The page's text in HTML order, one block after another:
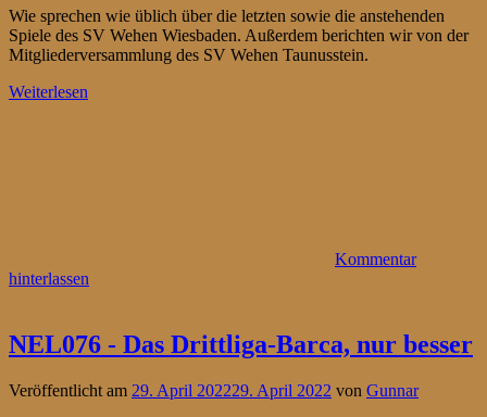
Wie sprechen wie üblich über die letzten sowie die anstehenden
Spiele des SV Wehen Wiesbaden. Außerdem berichten wir von der
Mitgliederversammlung des SV Wehen Taunusstein.
Weiterlesen
Kommentar
hinterlassen
NEL076 - Das Drittliga-Barca, nur besser
Veröffentlicht am 29. April 202229. April 2022 von Gunnar